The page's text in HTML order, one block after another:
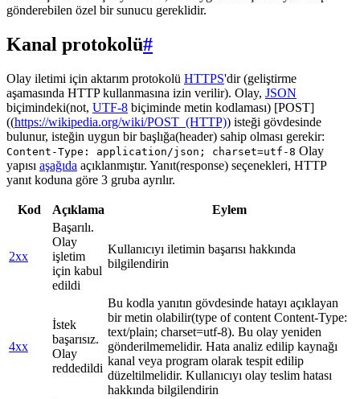
gönderebilen özel bir sunucu gereklidir.
Kanal protokolü#
Olay iletimi için aktarım protokolü HTTPS'dir (geliştirme
aşamasında HTTP kullanmasına izin verilir). Olay, JSON
biçimindeki(not, UTF-8 biçiminde metin kodlaması) [POST]
((https://wikipedia.org/wiki/POST_(HTTP)) isteği gövdesinde
bulunur, isteğin uygun bir başlığa(header) sahip olması gerekir:
Content-Type: application/json; charset=utf-8 Olay
yapısı aşağıda açıklanmıştır. Yanıt(response) seçenekleri, HTTP
yanıt koduna göre 3 gruba ayrılır.
Kod Açıklama Eylem
2xx
Başarılı.
Olay
işletim
için kabul
edildi
Kullanıcıyı iletimin başarısı hakkında
bilgilendirin
4xx
İstek
başarısız.
Olay
reddedildi
Bu kodla yanıtın gövdesinde hatayı açıklayan
bir metin olabilir(type of content Content-Type:
text/plain; charset=utf-8). Bu olay yeniden
gönderilmemelidir. Hata analiz edilip kaynağı
kanal veya program olarak tespit edilip
düzeltilmelidir. Kullanıcıyı olay teslim hatası
hakkında bilgilendirin